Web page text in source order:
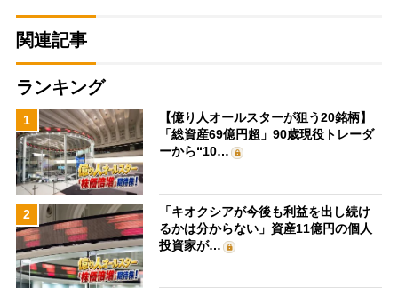
関連記事
ランキング
1
【億り人オールスターが狙う20銘柄】
「総資産69億円超」90歳現役トレーダ
ーから“10…
2
「キオクシアが今後も利益を出し続け
るかは分からない」資産11億円の個人
投資家が…